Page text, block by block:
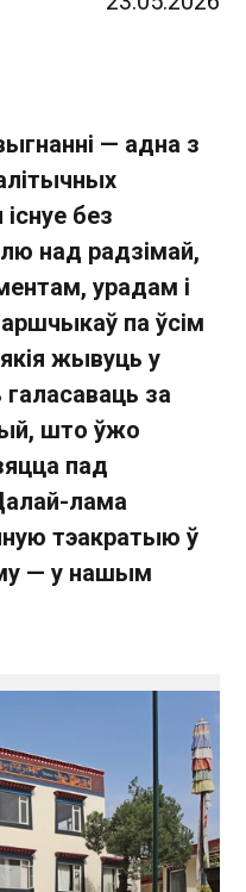
— адна з
без
над радзімай,
урадам і
па ўсім
жывуць у
за
што ўжо
пад
лама
тэакратыю ў
— у нашым